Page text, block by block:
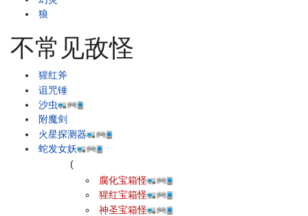
狼
不常见敌怪
猩红斧
诅咒锤
沙虫
附魔剑
火星探测器
蛇发女妖
(
腐化宝箱怪
猩红宝箱怪
神圣宝箱怪